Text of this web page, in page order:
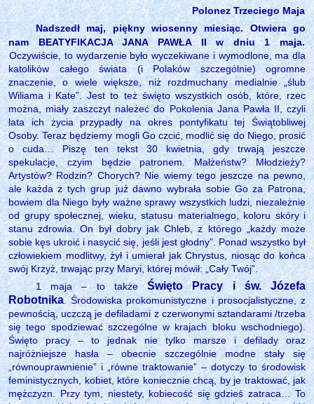
Polonez Trzeciego Maja
Nadszedł maj, piękny wiosenny miesiąc. Otwiera go
nam BEATYFIKACJA JANA PAWŁA II w dniu 1 maja.
Oczywiście, to wydarzenie było wyczekiwane i wymodlone, ma dla
katolików całego świata (i Polaków szczególnie) ogromne
znaczenie, o wiele większe, niż rozdmuchany medialnie „ślub
Wiliama i Kate”. Jest to też święto wszystkich osób, które, rzec
można, miały zaszczyt należeć do Pokolenia Jana Pawła II, czyli
lata ich życia przypadły na okres pontyfikatu tej Świątobliwej
Osoby. Teraz będziemy mogli Go czcić, modlić się do Niego, prosić
o cuda… Piszę ten tekst 30 kwietnia, gdy trwają jeszcze
spekulacje, czyim będzie patronem. Małżeństw? Młodzieży?
Artystów? Rodzin? Chorych? Nie wiemy tego jeszcze na pewno,
ale każda z tych grup już dawno wybrała sobie Go za Patrona,
bowiem dla Niego były ważne sprawy wszystkich ludzi, niezależnie
od grupy społecznej, wieku, statusu materialnego, koloru skóry i
stanu zdrowia. On był dobry jak Chleb, z którego „każdy może
sobie kęs ukroić i nasycić się, jeśli jest głodny”. Ponad wszystko był
człowiekiem modlitwy, żył i umierał jak Chrystus, niosąc do końca
swój Krzyż, trwając przy Maryi, której mówił: „Cały Twój”.
1 maja – to takżeŚwięto Pracy i św. Józefa
Robotnika . Środowiska prokomunistyczne i prosocjalistyczne, z
pewnością, uczczą je defiladami z czerwonymi sztandarami /trzeba
się tego spodziewać szczególne w krajach bloku wschodniego).
Święto pracy – to jednak nie tylko marsze i defilady oraz
najróżniejsze hasła – obecnie szczególnie modne stały się
„równouprawnienie” i „równe traktowanie” – dotyczy to środowisk
feministycznych, kobiet, które koniecznie chcą, by je traktować, jak
mężczyzn. Przy tym, niestety, kobiecość się gdzieś zatraca… To